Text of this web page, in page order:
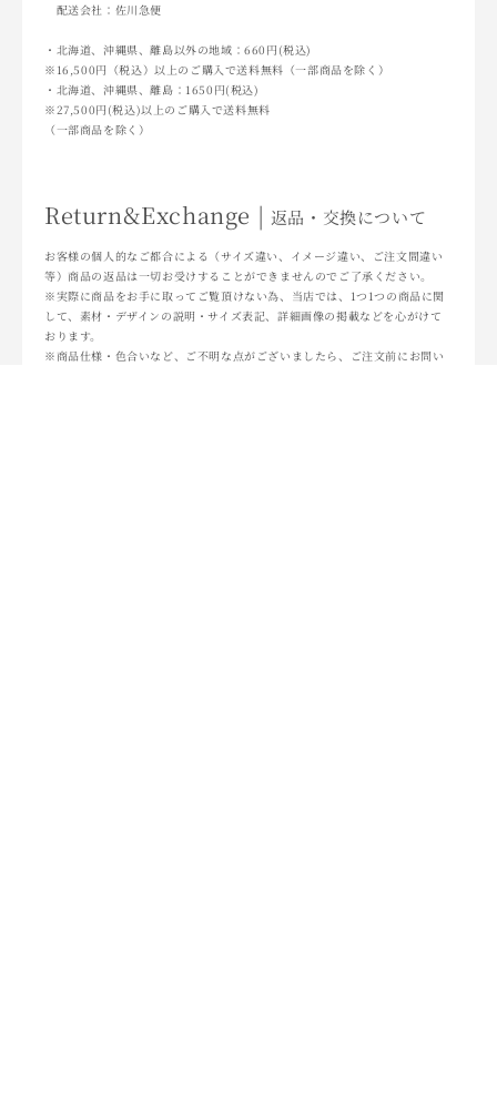
配送会社：佐川急便
・北海道、沖縄県、離島以外の地域：660円(税込)
※16,500円（税込）以上のご購入で送料無料（一部商品を除く）
・北海道、沖縄県、離島：1650円(税込)
※27,500円(税込)以上のご購入で送料無料
（一部商品を除く）
Return&Exchange | 返品・交換について
お客様の個人的なご都合による（サイズ違い、イメージ違い、ご注文間違い
等）商品の返品は一切お受けすることができませんのでご了承ください。
※実際に商品をお手に取ってご覧頂けない為、当店では、1つ1つの商品に関
して、素材・デザインの説明・サイズ表記、詳細画像の掲載などを心がけて
おります。
※商品仕様・色合いなど、ご不明な点がございましたら、ご注文前にお問い